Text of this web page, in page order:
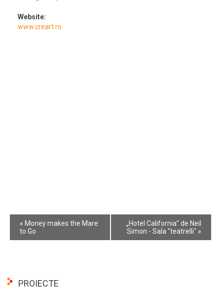
Website:
www.creart.ro
Event
Navigation
« Money makes the Mare
to Go
„Hotel California” de Neil
Simon - Sala "teatrelli" »
PROIECTE